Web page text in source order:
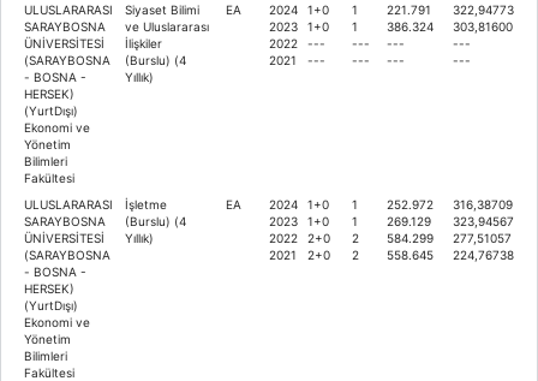
ULUSLARARASI
SARAYBOSNA
ÜNİVERSİTESİ
(SARAYBOSNA
- BOSNA -
HERSEK)
(YurtDışı)
Ekonomi ve
Yönetim
Bilimleri
Fakültesi
Siyaset Bilimi
ve Uluslararası
İlişkiler
(Burslu) (4
Yıllık)
EA
2024
2023
2022
2021
1+0
1+0
---
---
1
1
---
---
221.791
386.324
---
---
322,94773
303,81600
---
---
ULUSLARARASI
SARAYBOSNA
ÜNİVERSİTESİ
(SARAYBOSNA
- BOSNA -
HERSEK)
(YurtDışı)
Ekonomi ve
Yönetim
Bilimleri
Fakültesi
İşletme
(Burslu) (4
Yıllık)
EA
2024
2023
2022
2021
1+0
1+0
2+0
2+0
1
1
2
2
252.972
269.129
584.299
558.645
316,38709
323,94567
277,51057
224,76738